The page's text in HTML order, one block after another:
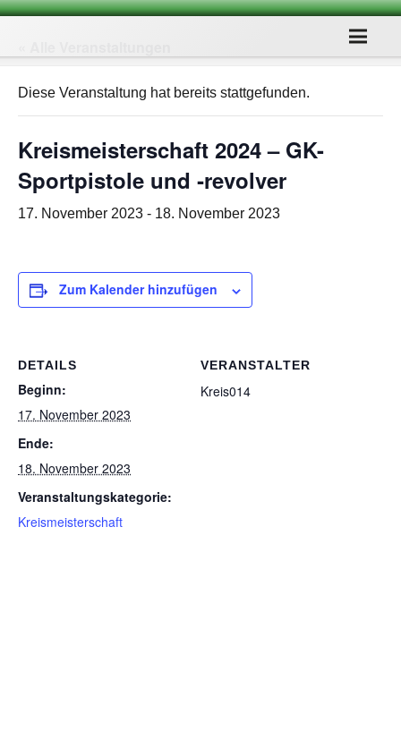
Diese Veranstaltung hat bereits stattgefunden.
Kreis­meis­ter­schaft 2024 – GK-
Sport­pis­tole und ‑revol­ver
17. November 2023 - 18. November 2023
Zum Kalender hinzufügen
DETAILS
Beginn:
17. November 2023
Ende:
18. November 2023
Veranstaltungskategorie:
Kreismeisterschaft
VERANSTALTER
Kreis014